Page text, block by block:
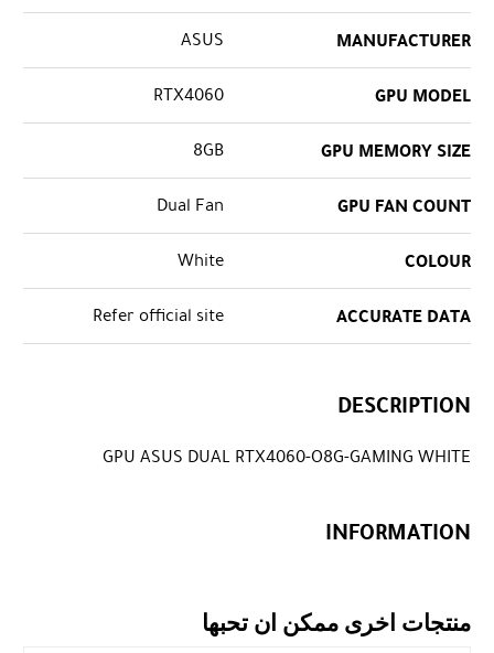
MANUFACTURER
ASUS
GPU MODEL
RTX4060
GPU MEMORY SIZE
8GB
GPU FAN COUNT
Dual Fan
COLOUR
White
ACCURATE DATA
Refer official site
DESCRIPTION
GPU ASUS DUAL RTX4060-O8G-GAMING WHITE
INFORMATION
منتجات اخرى ممكن ان تحبها